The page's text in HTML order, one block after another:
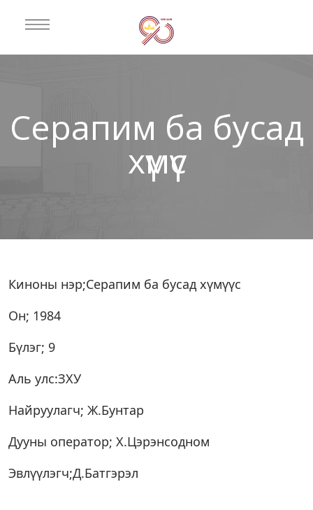
Серапим ба бусад
хүмүүс
Киноны нэр;Серапим ба бусад хүмүүс
Он; 1984
Бүлэг; 9
Аль улс:ЗХУ
Найруулагч; Ж.Бунтар
Дууны оператор; Х.Цэрэнсодном
Эвлүүлэгч;Д.Батгэрэл